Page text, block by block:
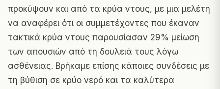
προκύψουν και από τα κρύα ντους, με μια μελέτη
να αναφέρει ότι οι συμμετέχοντες που έκαναν
τακτικά κρύα ντους παρουσίασαν 29% μείωση
των απουσιών από τη δουλειά τους λόγω
ασθένειας. Βρήκαμε επίσης κάποιες συνδέσεις με
τη βύθιση σε κρύο νερό και τα καλύτερα